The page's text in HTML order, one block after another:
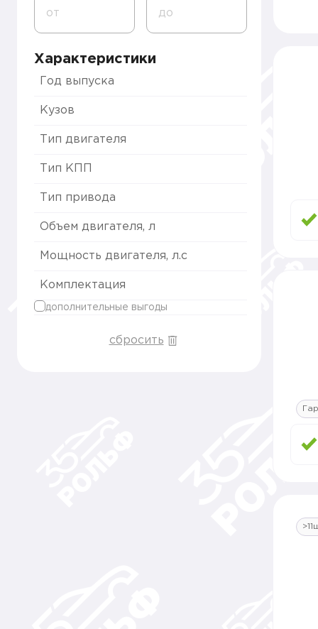
от до
Характеристики
Год выпуска
Кузов
Тип двигателя
Тип КПП
Тип привода
Объем двигателя, л
Мощность двигателя, л.с
Комплектация
дополнительные выгоды
сбросить